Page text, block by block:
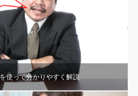
使って分かりやすく解説